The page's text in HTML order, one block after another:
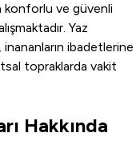
konforlu ve güvenli
Yaz
ibadetlerine
topraklarda vakit
Hakkında